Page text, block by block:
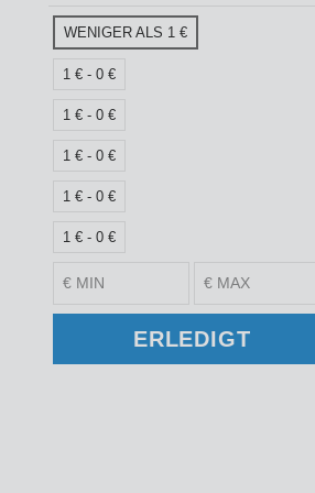
WENIGER ALS 1 €
1 € - 0 €
1 € - 0 €
1 € - 0 €
1 € - 0 €
1 € - 0 €
ERLEDIGT